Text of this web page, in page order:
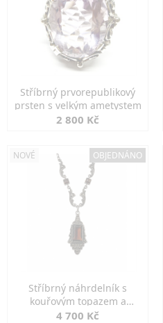
Stříbrný prvorepublikový
prsten s velkým ametystem
2 800 Kč
NOVÉ OBJEDNÁNO
Stříbrný náhrdelník s
kouřovým topazem a
markazity
4 700 Kč